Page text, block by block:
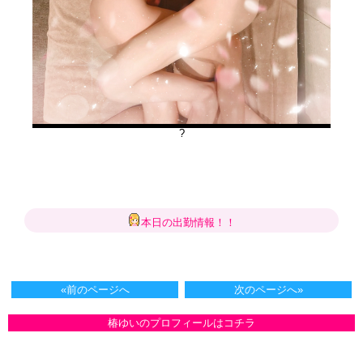
?
本日の出勤情報！！
«前のページへ 次のページへ»
椿ゆいのプロフィールはコチラ